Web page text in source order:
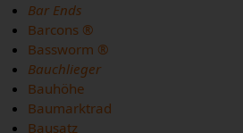
Bar Ends
Barcons ®
Bassworm ®
Bauchlieger
Bauhöhe
Baumarktrad
Bausatz